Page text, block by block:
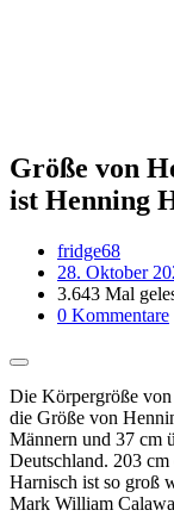
Größe von
ist Henning
fridge68
28. Oktober
3.643 Mal
0 Kommentare
Die Körpergröße
die Größe von
Männern und 37 cm
Deutschland. 203
Harnisch ist so groß
Mark William